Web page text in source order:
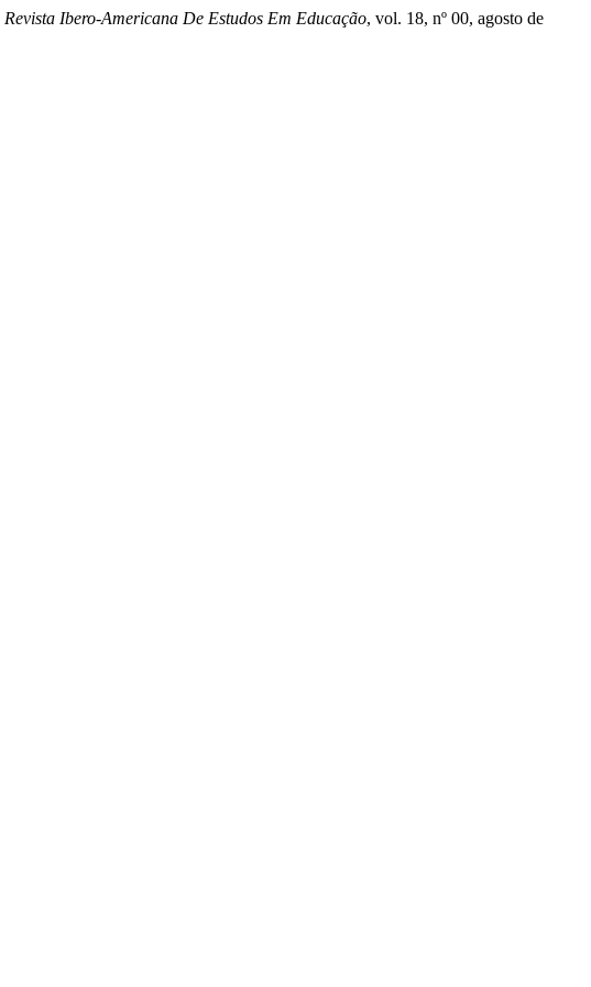
Revista Ibero-Americana De Estudos Em Educação, vol. 18, nº 00, agosto de